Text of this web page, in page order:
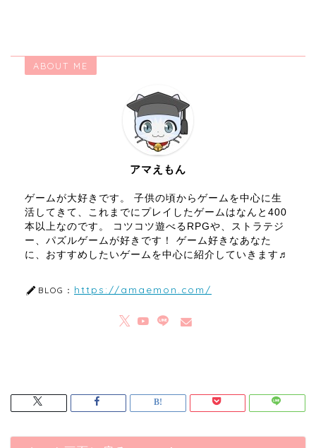
ABOUT ME
アマえもん
ゲームが大好きです。 子供の頃からゲームを中心に生
活してきて、これまでにプレイしたゲームはなんと400
本以上なのです。 コツコツ遊べるRPGや、ストラテジ
ー、パズルゲームが好きです！ ゲーム好きなあなた
に、おすすめしたいゲームを中心に紹介していきます♬
BLOG： https://amaemon.com/